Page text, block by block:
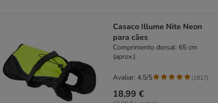
Casaco Illume Nite Neon
para cães
Comprimento dorsal: 65 cm
(aprox.)
18,99 €
Avaliar: 4.5/5 (1817)